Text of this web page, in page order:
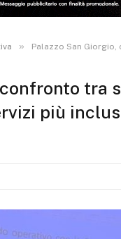
» Palazzo San
tra
più